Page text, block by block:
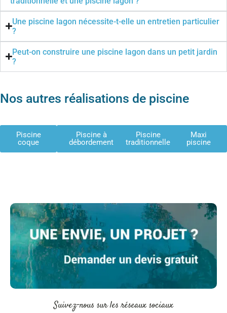
Une piscine lagon nécessite-t-elle un entretien particulier
?
Peut-on construire une piscine lagon dans un petit jardin
?
Nos autres réalisations de piscine
Piscine
coque
Piscine à
débordement
Piscine
traditionnelle
Maxi
piscine
Suivez-nous sur les réseaux sociaux